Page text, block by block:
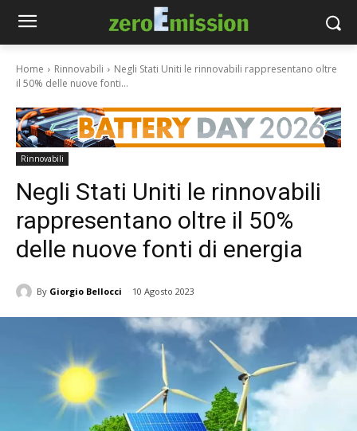
Home Rinnovabili
Negli Stati Uniti le rinnovabili rappresentano oltre
il 50% delle nuove fonti...
Rinnovabili
Negli Stati Uniti le rinnovabili
rappresentano oltre il 50%
delle nuove fonti di energia
By Giorgio Bellocci 10 Agosto 2023